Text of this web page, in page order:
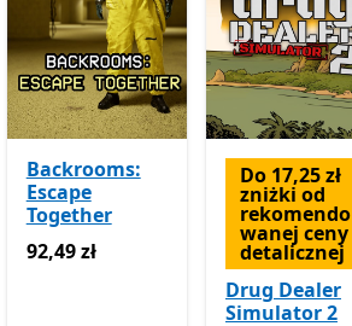
PassOferty zakupu w aplikacji
Backrooms:
Escape
Together
92,49 zł
92,49 zł
Do 17,25 zł
zniżki od
rekomendo
wanej ceny
detalicznej
Drug Dealer
Simulator 2